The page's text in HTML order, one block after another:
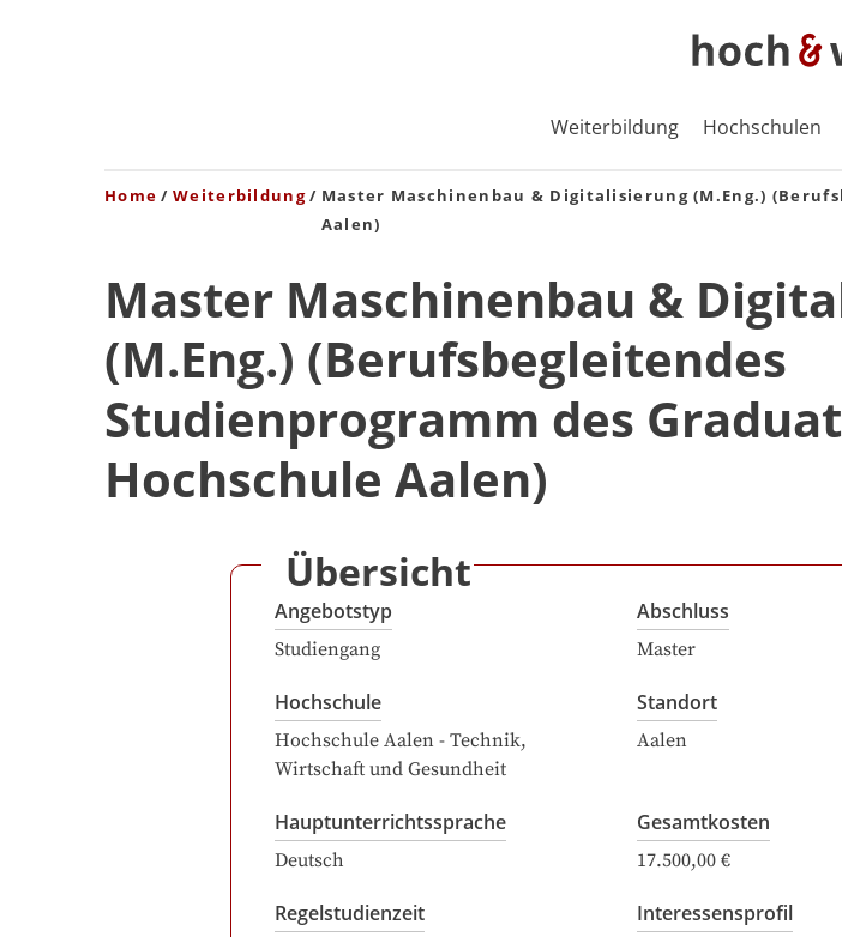
Weiterbildung Hochschulen
Home Weiterbildung
Master Maschinenbau & Digitalisierung (M.Eng.)
Aalen)
Master Maschinenbau &
(M.Eng.) (Berufsbegleitendes
Studienprogramm des
Hochschule Aalen)
Übersicht
Angebotstyp
Studiengang
Abschluss
Master
Hochschule
Hochschule Aalen - Technik,
Wirtschaft und Gesundheit
Standort
Aalen
Hauptunterrichtssprache
Deutsch
Gesamtkosten
17.500,00 €
Regelstudienzeit Interessensprofil